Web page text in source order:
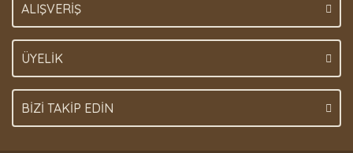
ALIŞVERİŞ
ÜYELİK
BİZİ TAKİP EDİN